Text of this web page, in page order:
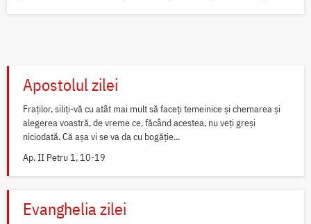
Apostolul zilei
Fraților, siliți-vă cu atât mai mult să faceți temeinice și chemarea și
alegerea voastră, de vreme ce, făcând acestea, nu veți greși
niciodată. Că așa vi se va da cu bogăție...
Ap. II Petru 1, 10-19
Evanghelia zilei